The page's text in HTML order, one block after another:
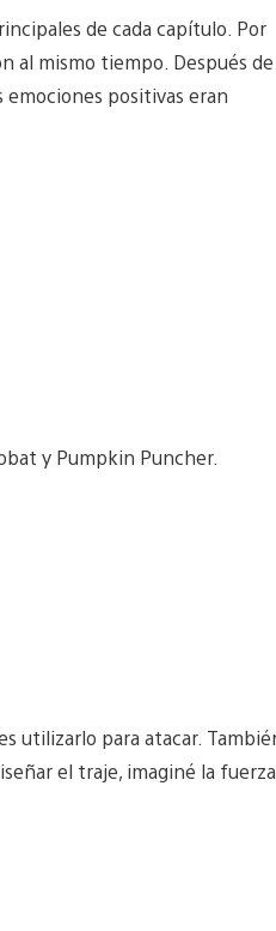
de cada capítulo. Por
al mismo tiempo. Después
positivas eran
y Pumpkin Puncher.
utilizarlo para atacar.
el traje, imaginé la fuerza